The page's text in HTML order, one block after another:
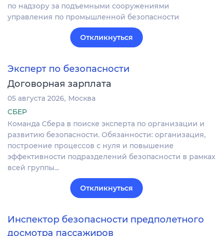
по надзору за подъемными сооружениями
управления по промышленной безопасности
Откликнуться
Эксперт по безопасности
Договорная зарплата
05 августа 2026 Москва
СБЕР
Команда Сбера в поиске эксперта по организации и
развитию безопасности. Обязанности: организация,
построение процессов с нуля и повышение
эффективности подразделений безопасности в рамках
всей группы…
Откликнуться
Инспектор безопасности предполетного
досмотра пассажиров